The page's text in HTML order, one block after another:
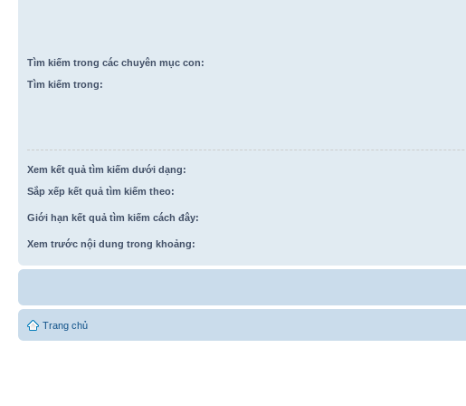
Tìm kiếm trong các chuyên mục con:
Tìm kiếm trong:
Xem kết quả tìm kiếm dưới dạng:
Sắp xếp kết quả tìm kiếm theo:
Giới hạn kết quả tìm kiếm cách đây:
Xem trước nội dung trong khoảng:
Trang chủ